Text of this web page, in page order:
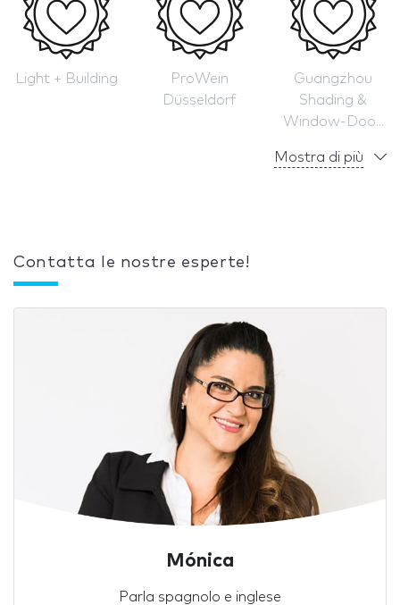
Light + Building
ProWein
Düsseldorf
Guangzhou
Shading &
Window-Doo...
Mostra di più
Contatta le nostre esperte!
Mónica
Parla spagnolo e inglese